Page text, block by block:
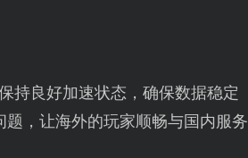
持良好加速状态，确保数据稳定
，让海外的玩家顺畅与国内服务